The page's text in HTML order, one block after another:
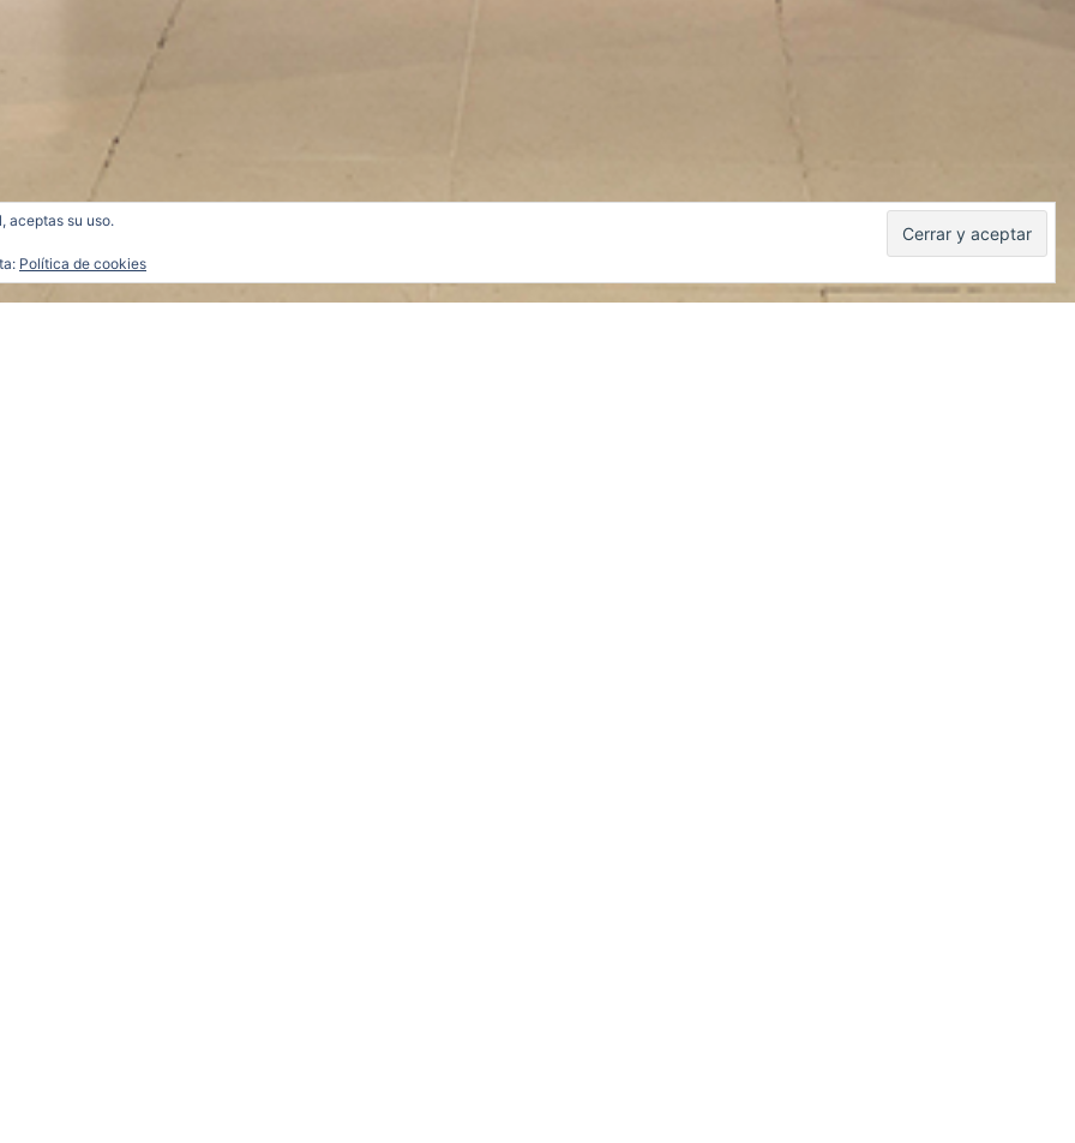
aceptas su uso.
Política de cookies